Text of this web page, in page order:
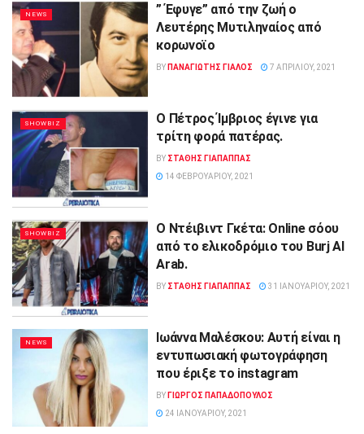
NEWS
” Έφυγε” από την ζωή ο
Λευτέρης Μυτιληναίος από
κορωνοϊο
BY ΠΑΝΑΓΙΩΤΗΣ ΓΙΑΛΟΣ 7 ΑΠΡΙΛΊΟΥ, 2021
SHOWBIZ
Ο Πέτρος Ίμβριος έγινε για
τρίτη φορά πατέρας.
BY ΣΤΑΘΗΣ ΓΊΑΠΑΠΠΑΣ
14 ΦΕΒΡΟΥΑΡΊΟΥ, 2021
SHOWBIZ
Ο Ντέιβιντ Γκέτα: Online σόου
από το ελικοδρόμιο του Burj Al
Arab.
BY ΣΤΑΘΗΣ ΓΊΑΠΑΠΠΑΣ 31 ΙΑΝΟΥΑΡΊΟΥ, 2021
NEWS
Ιωάννα Μαλέσκου: Αυτή είναι η
εντυπωσιακή φωτογράφηση
που έριξε το instagram
BY ΓΙΏΡΓΟΣ ΠΑΠΑΔΌΠΟΥΛΟΣ
24 ΙΑΝΟΥΑΡΊΟΥ, 2021